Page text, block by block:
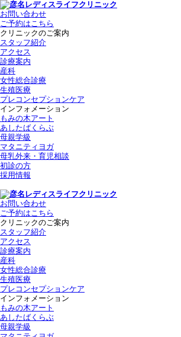
お問い合わせ
ご予約はこちら
クリニックのご案内
スタッフ紹介
アクセス
診療案内
産科
女性総合診療
生殖医療
プレコンセプションケア
インフォメーション
もみの木アート
あしたばくらぶ
母親学級
マタニティヨガ
母乳外来・育児相談
初診の方
採用情報
お問い合わせ
ご予約はこちら
クリニックのご案内
スタッフ紹介
アクセス
診療案内
産科
女性総合診療
生殖医療
プレコンセプションケア
インフォメーション
もみの木アート
あしたばくらぶ
母親学級